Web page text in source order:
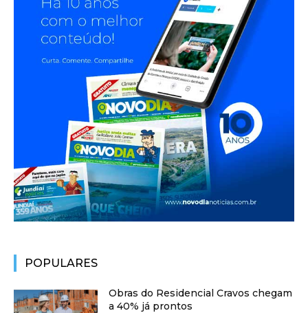
POPULARES
Obras do Residencial Cravos chegam
a 40% já prontos